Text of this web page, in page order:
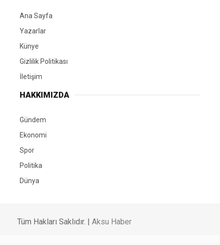
Ana Sayfa
Yazarlar
Künye
Gizlilik Politikası
İletişim
HAKKIMIZDA
Gündem
Ekonomi
Spor
Politika
Dünya
Tüm Hakları Saklıdır. | Aksu Haber